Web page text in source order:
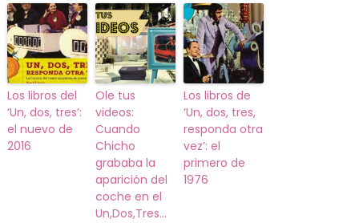
Los libros del
‘Un, dos, tres’:
el nuevo de
2016
Ole tus
videos:
Cuando
Chicho
grababa la
aparición del
coche en el
Un,Dos,Tres…
Los libros de
‘Un, dos, tres,
responda otra
vez’: el
primero de
1976